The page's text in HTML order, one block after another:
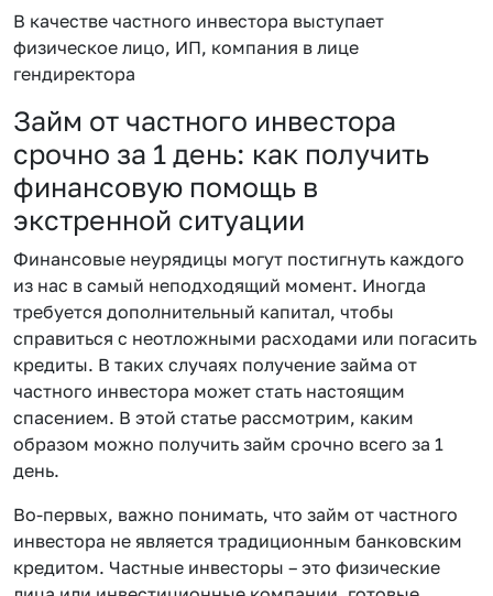
В качестве частного инвестора выступает
физическое лицо, ИП, компания в лице
гендиректора
Займ от частного инвестора
срочно за 1 день: как получить
финансовую помощь в
экстренной ситуации
Финансовые неурядицы могут постигнуть каждого
из нас в самый неподходящий момент. Иногда
требуется дополнительный капитал, чтобы
справиться с неотложными расходами или погасить
кредиты. В таких случаях получение займа от
частного инвестора может стать настоящим
спасением. В этой статье рассмотрим, каким
образом можно получить займ срочно всего за 1
день.
Во-первых, важно понимать, что займ от частного
инвестора не является традиционным банковским
кредитом. Частные инвесторы – это физические